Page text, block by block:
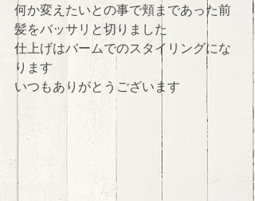
何か変えたいとの事で頬まであった前
髪をバッサリと切りました
仕上げはバームでのスタイリングにな
ります
いつもありがとうございます